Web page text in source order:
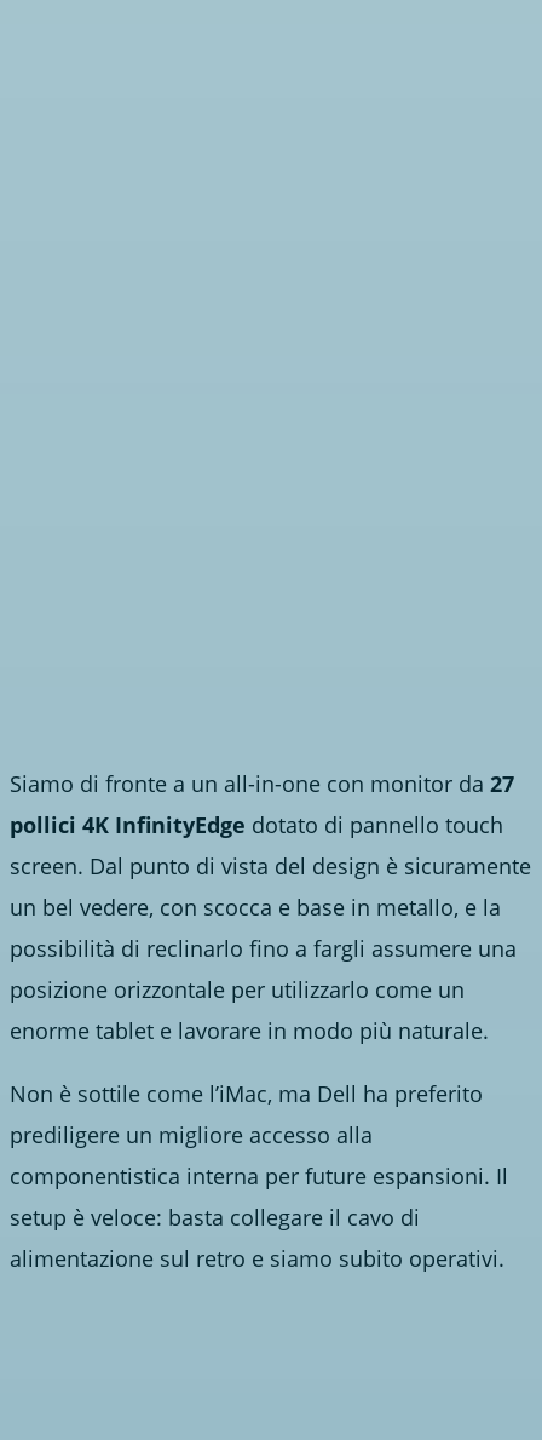
Siamo di fronte a un all-in-one con monitor da 27
pollici 4K InfinityEdge dotato di pannello touch
screen. Dal punto di vista del design è sicuramente
un bel vedere, con scocca e base in metallo, e la
possibilità di reclinarlo fino a fargli assumere una
posizione orizzontale per utilizzarlo come un
enorme tablet e lavorare in modo più naturale.
Non è sottile come l’iMac, ma Dell ha preferito
prediligere un migliore accesso alla
componentistica interna per future espansioni. Il
setup è veloce: basta collegare il cavo di
alimentazione sul retro e siamo subito operativi.